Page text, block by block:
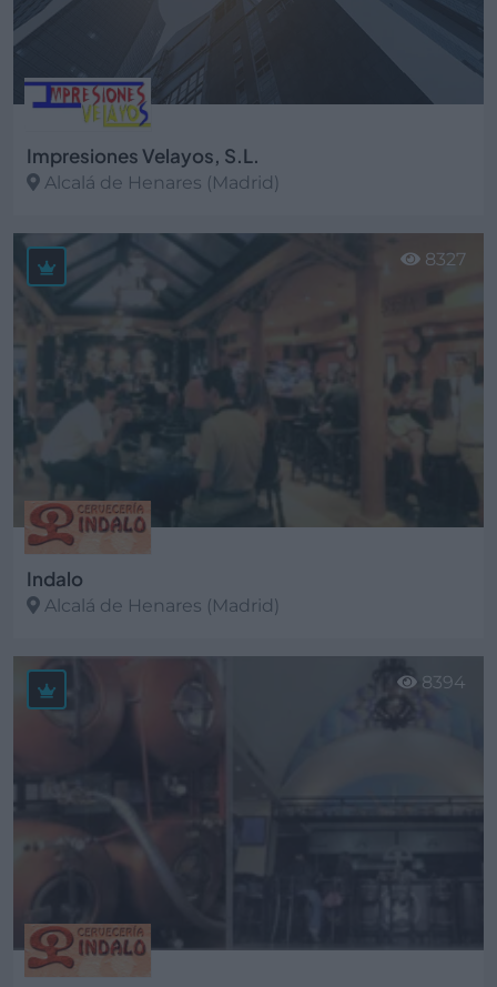
Impresiones Velayos, S.L.
Alcalá de Henares (Madrid)
Indalo
Alcalá de Henares (Madrid)
8327
8394